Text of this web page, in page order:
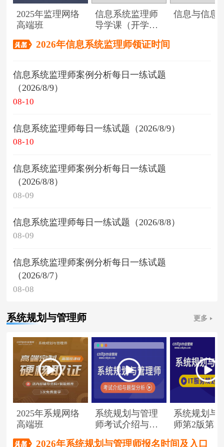
2025年监理网络
高端班
信息系统监理师
导学课（开学典
信息与信息
2026年信息系统监理师领证时间
信息系统监理师案例分析每日一练试题
（2026/8/9）
08-10
信息系统监理师每日一练试题（2026/8/9）
08-10
信息系统监理师案例分析每日一练试题
（2026/8/8）
08-09
信息系统监理师每日一练试题（2026/8/8）
08-09
信息系统监理师案例分析每日一练试题
（2026/8/7）
08-08
系统规划与管理师 更多
2025年系规网络
高端班
系统规划与管理
师考试介绍与题
系统规划与
师第2版第1
2026年系统规划与管理师报名时间及入口